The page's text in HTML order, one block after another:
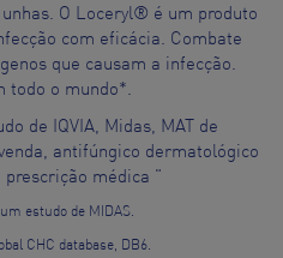
O Loceryl® é um produto
com eficácia. Combate
que causam a infecção.
todo o mundo*.
de IQVIA, Midas, MAT de
antifúngico dermatológico
médica ​"
estudo de MIDAS.
CHC database, DB6.